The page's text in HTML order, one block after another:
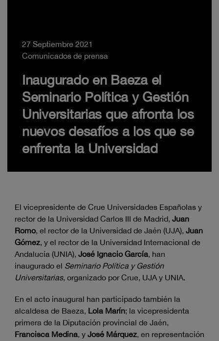
27 Septiembre 2021
Comunicados de prensa
Inaugurado en Baeza el
Seminario Política y Gestión
Universitarias que afronta los
nuevos desafíos a los que se
enfrenta la Universidad
El vicepresidente de Crue Universidades Españolas y
rector de la Universidad Carlos III de Madrid, Juan
Romo, el rector de la Universidad de Jaén (UJA), Juan
Gómez, y el rector de la Universidad Internacional de
Andalucía (UNIA), José Ignacio García, han
inaugurado el Seminario Política y Gestión
Universitarias, organizado por Crue, UJA y UNIA.
En el acto inaugural han participado también la
alcaldesa de Baeza, Lola Marín; la vicepresidenta
primera de la Diputación provincial de Jaén,
Francisca Medina, y José Márquez, en representación